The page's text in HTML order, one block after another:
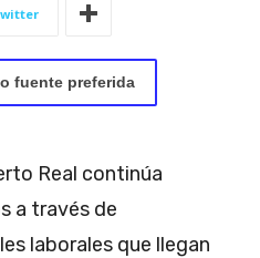
fuente preferida
Real continúa
a través de
laborales que llegan